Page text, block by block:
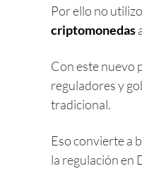
Por ello no
criptomonedas
Con este nuevo
reguladores y
tradicional.
Eso convierte a
la regulación en